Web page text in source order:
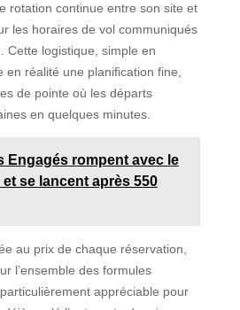
rotation continue entre son site et
les horaires de vol communiqués
Cette logistique, simple en
en réalité une planification fine,
de pointe où les départs
en quelques minutes.
Engagés rompent avec le
et se lancent après 550
au prix de chaque réservation,
l’ensemble des formules
appréciable pour